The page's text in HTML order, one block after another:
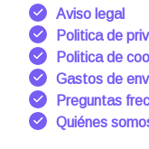
Aviso legal
Politica de
Politica de
Gastos de
Preguntas
Quiénes